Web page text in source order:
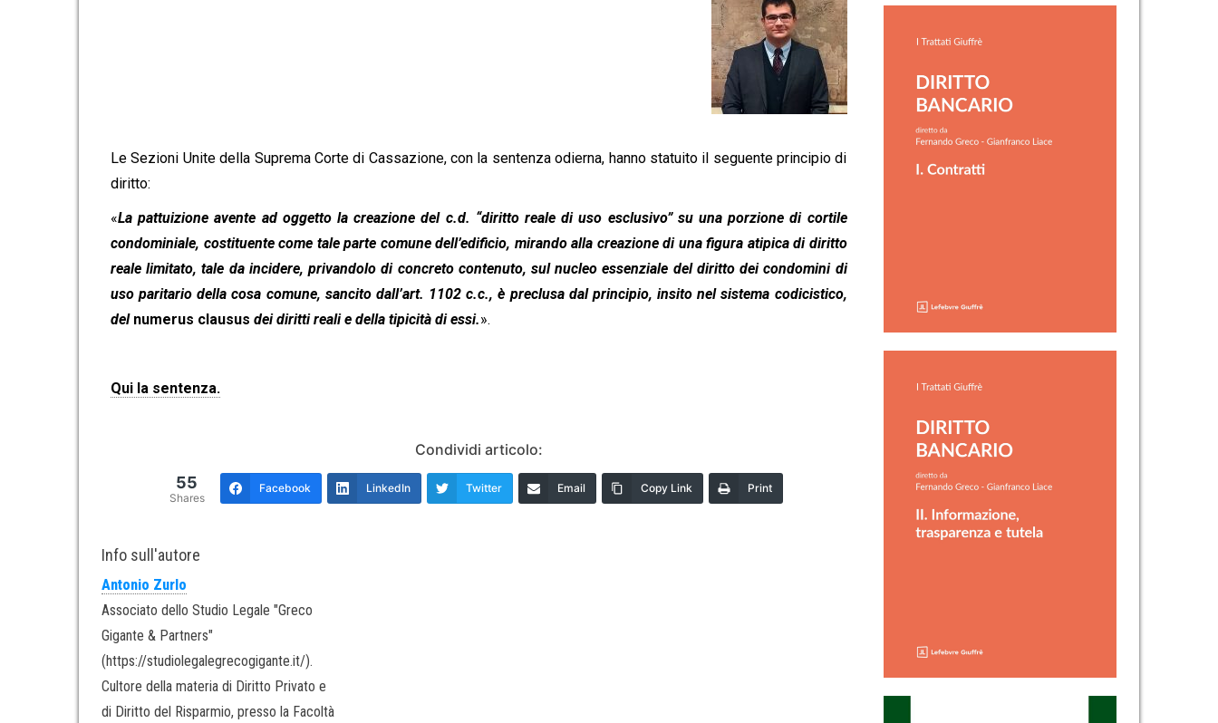
Le Sezioni Unite della Suprema Corte di Cassazione, con la sentenza odierna, hanno statuito il seguente principio di
diritto:
«La pattuizione avente ad oggetto la creazione del c.d. “diritto reale di uso esclusivo” su una porzione di cortile
condominiale, costituente come tale parte comune dell’edificio, mirando alla creazione di una figura atipica di diritto
reale limitato, tale da incidere, privandolo di concreto contenuto, sul nucleo essenziale del diritto dei condomini di
uso paritario della cosa comune, sancito dall’art. 1102 c.c., è preclusa dal principio, insito nel sistema codicistico,
del numerus clausus dei diritti reali e della tipicità di essi.».
Qui la sentenza.
Condividi articolo:
55
Shares
Facebook LinkedIn Twitter Email Copy Link Print
Info sull'autore
Antonio Zurlo
Associato dello Studio Legale "Greco
Gigante & Partners"
(https://studiolegalegrecogigante.it/).
Cultore della materia di Diritto Privato e
di Diritto del Risparmio, presso la Facoltà